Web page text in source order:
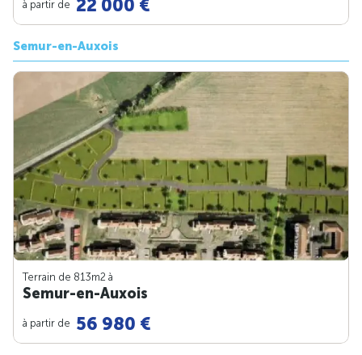
à partir de 22 000 €
Semur-en-Auxois
Terrain de 813m2 à
Semur-en-Auxois
à partir de 56 980 €